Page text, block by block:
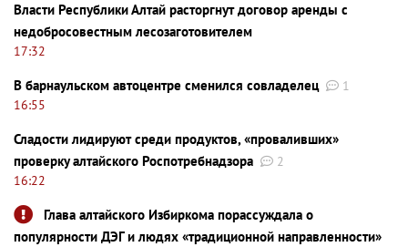
Власти Республики Алтай расторгнут договор аренды с
недобросовестным лесозаготовителем
17:32
В барнаульском автоцентре сменился совладелец
1
16:55
Сладости лидируют среди продуктов, «проваливших»
проверку алтайского Роспотребнадзора
2
16:22
Глава алтайского Избиркома порассуждала о
популярности ДЭГ и людях «традиционной направленности»